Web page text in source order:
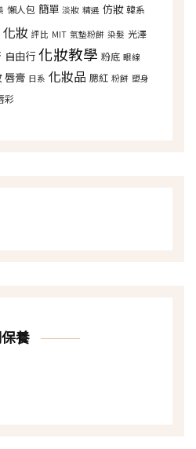
懶人包 簡單 淡妝 精選 仿妝 韓系
化妝 評比 MIT 氣墊粉餅 染髮 光澤
自由行 化妝教學 粉底 眼線
唇膏 日系 化妝品 腮紅 粉餅 塑身
彩
養